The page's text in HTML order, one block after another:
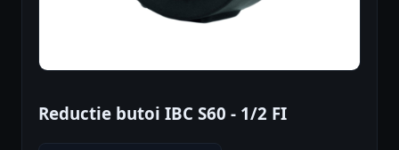
Reductie butoi IBC S60 - 1/2 FI